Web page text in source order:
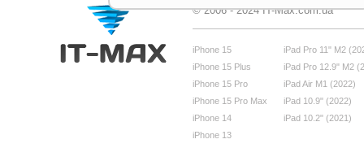
© 2006 - 2024 IT-Max.com.ua
iPhone 15
iPhone 15 Plus
iPhone 15 Pro
iPhone 15 Pro Max
iPhone 14
iPhone 13
iPad Pro 11" M2
iPad Pro 12.9" M2
iPad Air M1 (2022)
iPad 10.9" (2022)
iPad 10.2" (2021)